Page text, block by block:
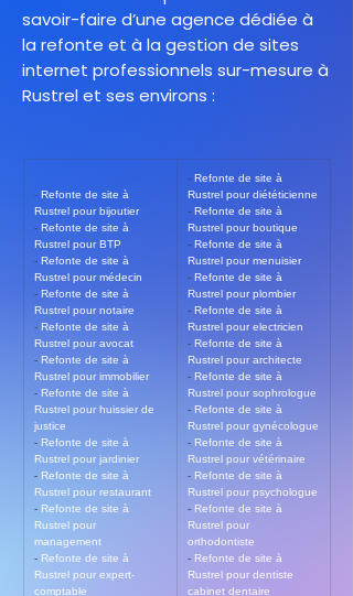
savoir-faire d’une agence dédiée à
la refonte et à la gestion de sites
internet professionnels sur-mesure à
Rustrel et ses environs :
- Refonte de site à
Rustrel pour bijoutier
- Refonte de site à
Rustrel pour BTP
- Refonte de site à
Rustrel pour médecin
- Refonte de site à
Rustrel pour notaire
- Refonte de site à
Rustrel pour avocat
- Refonte de site à
Rustrel pour immobilier
- Refonte de site à
Rustrel pour huissier de
justice
- Refonte de site à
Rustrel pour jardinier
- Refonte de site à
Rustrel pour restaurant
- Refonte de site à
Rustrel pour
management
- Refonte de site à
Rustrel pour expert-
comptable
- Refonte de site à
Rustrel pour diététicienne
- Refonte de site à
Rustrel pour boutique
- Refonte de site à
Rustrel pour menuisier
- Refonte de site à
Rustrel pour plombier
- Refonte de site à
Rustrel pour electricien
- Refonte de site à
Rustrel pour architecte
- Refonte de site à
Rustrel pour sophrologue
- Refonte de site à
Rustrel pour gynécologue
- Refonte de site à
Rustrel pour vétérinaire
- Refonte de site à
Rustrel pour psychologue
- Refonte de site à
Rustrel pour
orthodontiste
- Refonte de site à
Rustrel pour dentiste
cabinet dentaire